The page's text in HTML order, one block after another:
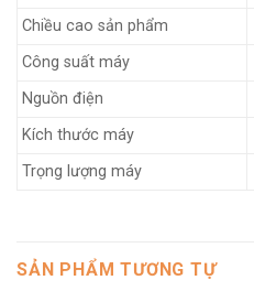
Chiều cao sản phẩm
Công suất máy
Nguồn điện
Kích thước máy
Trọng lượng máy
SẢN PHẨM TƯƠNG TỰ